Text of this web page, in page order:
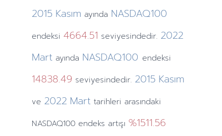
2015 Kasım ayında NASDAQ100
endeksi 4664.51 seviyesindedir. 2022
Mart ayında NASDAQ100 endeksi
14838.49 seviyesindedir. 2015 Kasım
ve 2022 Mart tarihleri arasındaki
NASDAQ100 endeks artışı %1511.56